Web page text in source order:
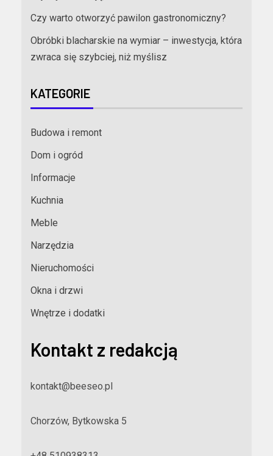
Czy warto otworzyć pawilon gastronomiczny?
Obróbki blacharskie na wymiar – inwestycja, która
zwraca się szybciej, niż myślisz
KATEGORIE
Budowa i remont
Dom i ogród
Informacje
Kuchnia
Meble
Narzędzia
Nieruchomości
Okna i drzwi
Wnętrze i dodatki
Kontakt z redakcją
kontakt@beeseo.pl
Chorzów, Bytkowska 5